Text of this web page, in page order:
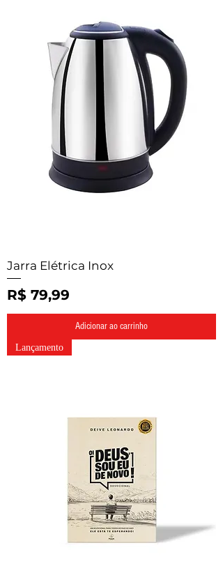
Jarra Elétrica Inox
Preço
R$ 79,99
Adicionar ao carrinho
Lançamento